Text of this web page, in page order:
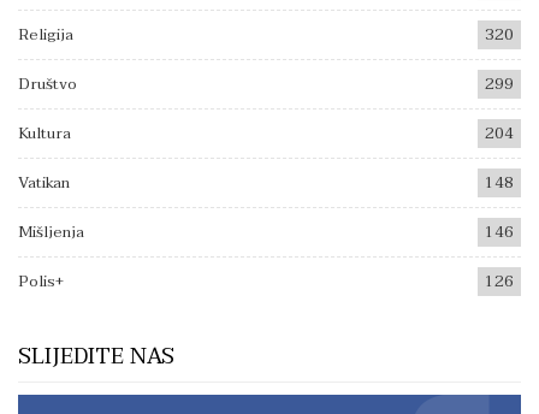
Religija
320
Društvo
299
Kultura
204
Vatikan
148
Mišljenja
146
Polis+
126
SLIJEDITE NAS